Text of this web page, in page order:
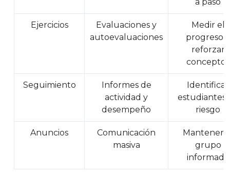
Ejercicios
Evaluaciones y
autoevaluaciones
Medir el
progreso y
reforzar
conceptos
Seguimiento
Informes de
actividad y
desempeño
Identificar
estudiantes
riesgo
Anuncios
Comunicación
masiva
Mantener
grupo
informado